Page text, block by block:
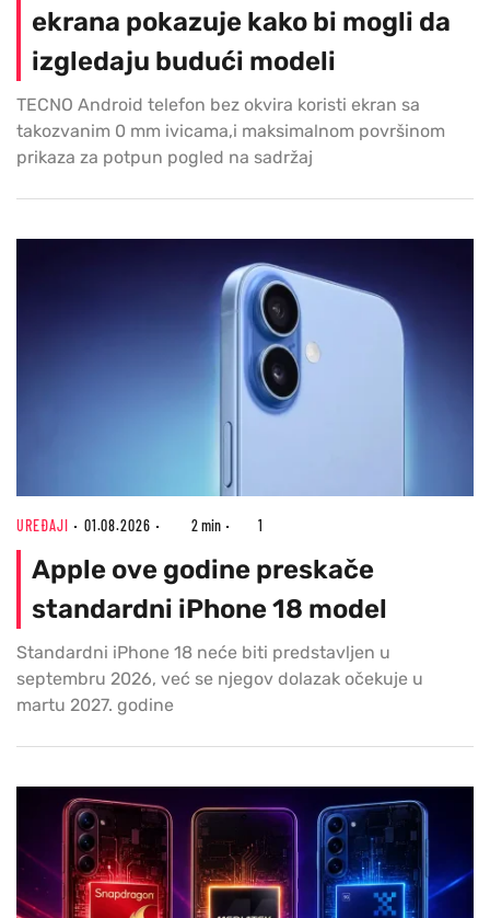
ekrana pokazuje kako bi mogli da
izgledaju budući modeli
TECNO Android telefon bez okvira koristi ekran sa
takozvanim 0 mm ivicama,i maksimalnom površinom
prikaza za potpun pogled na sadržaj
UREĐAJI 01.08.2026 2 min 1
Apple ove godine preskače
standardni iPhone 18 model
Standardni iPhone 18 neće biti predstavljen u
septembru 2026, već se njegov dolazak očekuje u
martu 2027. godine